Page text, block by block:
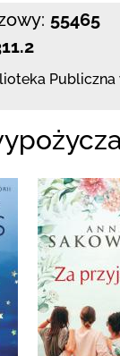
55465
Publiczna